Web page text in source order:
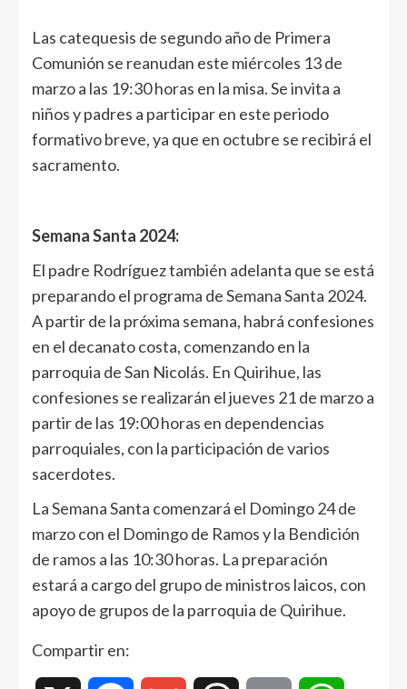
Las catequesis de segundo año de Primera
Comunión se reanudan este miércoles 13 de
marzo a las 19:30 horas en la misa. Se invita a
niños y padres a participar en este periodo
formativo breve, ya que en octubre se recibirá el
sacramento.
Semana Santa 2024:
El padre Rodríguez también adelanta que se está
preparando el programa de Semana Santa 2024.
A partir de la próxima semana, habrá confesiones
en el decanato costa, comenzando en la
parroquia de San Nicolás. En Quirihue, las
confesiones se realizarán el jueves 21 de marzo a
partir de las 19:00 horas en dependencias
parroquiales, con la participación de varios
sacerdotes.
La Semana Santa comenzará el Domingo 24 de
marzo con el Domingo de Ramos y la Bendición
de ramos a las 10:30 horas. La preparación
estará a cargo del grupo de ministros laicos, con
apoyo de grupos de la parroquia de Quirihue.
Compartir en: